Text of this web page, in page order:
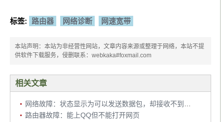
标签: 路由器 网络诊断 网速宽带
本站声明：本站为非经营性网站，文章内容来源或整理于网络，本站不提
供软件下载服务，侵删联系：webkaka#foxmail.com
相关文章
路由器故障：能上QQ但不能打开网页